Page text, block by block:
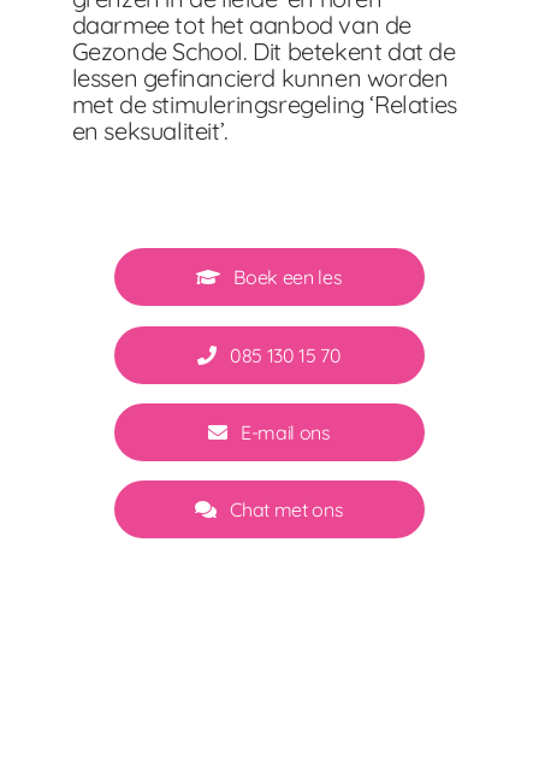
daarmee tot het aanbod van de
Gezonde School. Dit betekent dat de
lessen gefinancierd kunnen worden
met de stimuleringsregeling ‘Relaties
en seksualiteit’.
Boek een les
085 130 15 70
E-mail ons
Chat met ons